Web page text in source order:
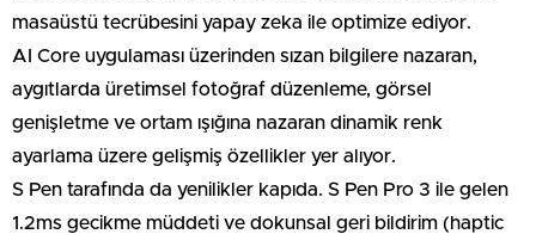
masaüstü tecrübesini yapay zeka ile optimize ediyor.
AI Core uygulaması üzerinden sızan bilgilere nazaran,
aygıtlarda üretimsel fotoğraf düzenleme, görsel
genişletme ve ortam ışığına nazaran dinamik renk
ayarlama üzere gelişmiş özellikler yer alıyor.
S Pen tarafında da yenilikler kapıda. S Pen Pro 3 ile gelen
1.2ms gecikme müddeti ve dokunsal geri bildirim (haptic